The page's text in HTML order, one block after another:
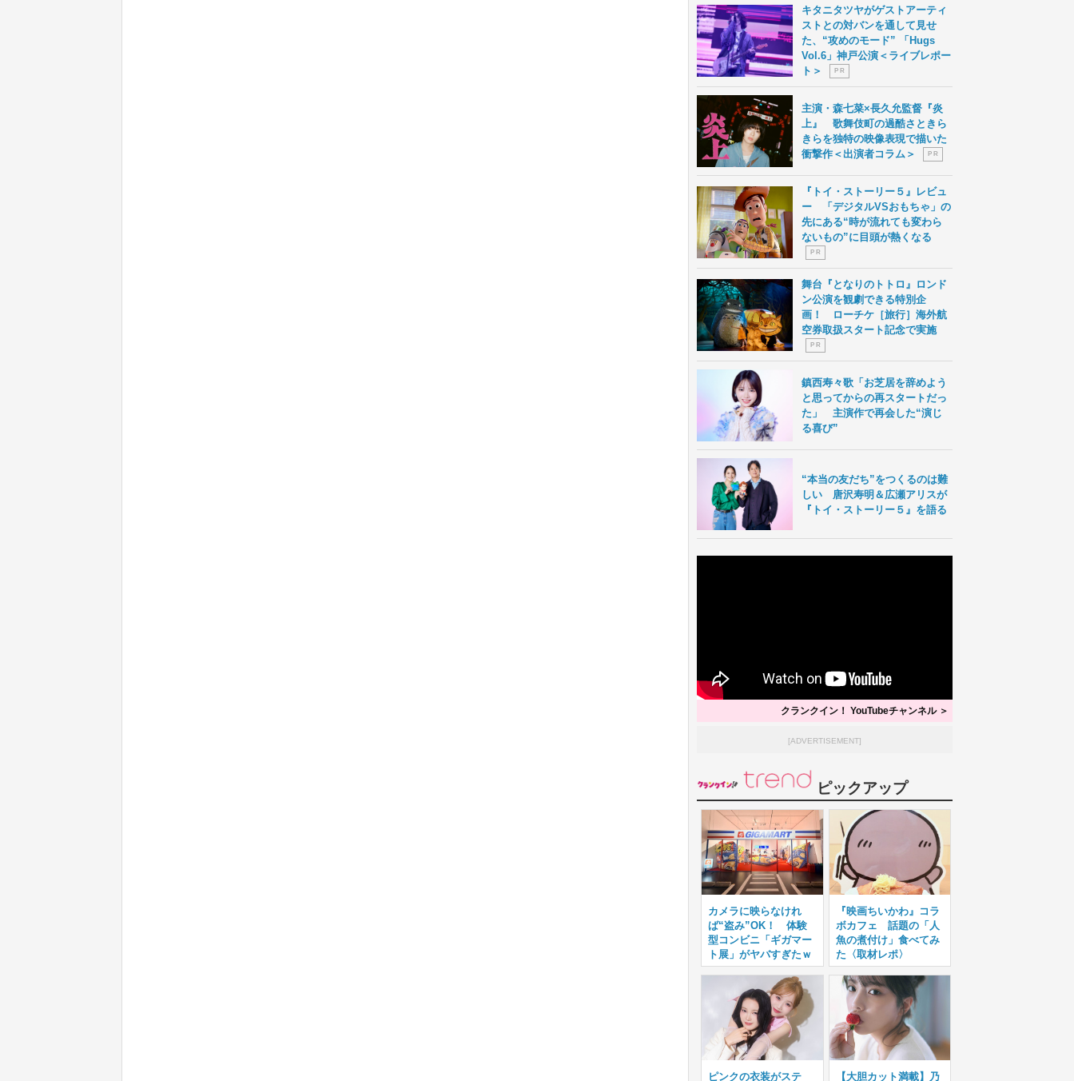
キタニタツヤがゲストアーティ
ストとの対バンを通して見せ
た、“攻めのモード” 「Hugs
Vol.6」神戸公演＜ライブレポー
ト＞
P R
主演・森七菜×長久允監督『炎
上』 歌舞伎町の過酷さときら
きらを独特の映像表現で描いた
衝撃作＜出演者コラム＞
P R
『トイ・ストーリー５』レビュ
ー 「デジタルVSおもちゃ」の
先にある“時が流れても変わら
ないもの”に目頭が熱くなる
P R
舞台『となりのトトロ』ロンド
ン公演を観劇できる特別企
画！ ローチケ［旅行］海外航
空券取扱スタート記念で実施
P R
鎮西寿々歌「お芝居を辞めよう
と思ってからの再スタートだっ
た」 主演作で再会した“演じ
る喜び”
“本当の友だち”をつくるのは難
しい 唐沢寿明＆広瀬アリスが
『トイ・ストーリー５』を語る
クランクイン！ YouTubeチャンネル ＞
[ADVERTISEMENT]
ピックアップ
カメラに映らなけれ
ば“盗み”OK！ 体験
型コンビニ「ギガマー
ト展」がヤバすぎたｗ
『映画ちいかわ』コラ
ボカフェ 話題の「人
魚の煮付け」食べてみ
た〈取材レポ〉
ピンクの衣装がステ 【大胆カット満載】乃